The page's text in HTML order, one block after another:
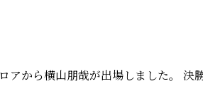
アから横山朋哉が出場しました。 決